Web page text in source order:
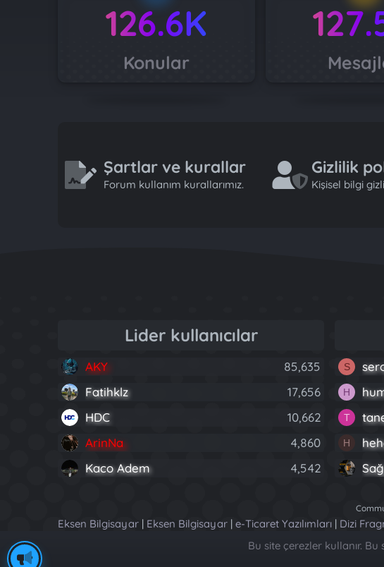
126.6K
Konular
Şartlar ve kurallar
Forum kullanım kurallarımız.
Gizlilik
Kişisel bilgi
Lider kullanıcılar
AKY
85,635
Fatihklz
17,656
HDC
10,662
ArinNa
4,860
Kaco Adem
4,542
S
H
T
H
Eksen Bilgisayar | Eksen Bilgisayar | e-Ticaret Yazılımları | Dizi
Bu site çerezler kullanır.